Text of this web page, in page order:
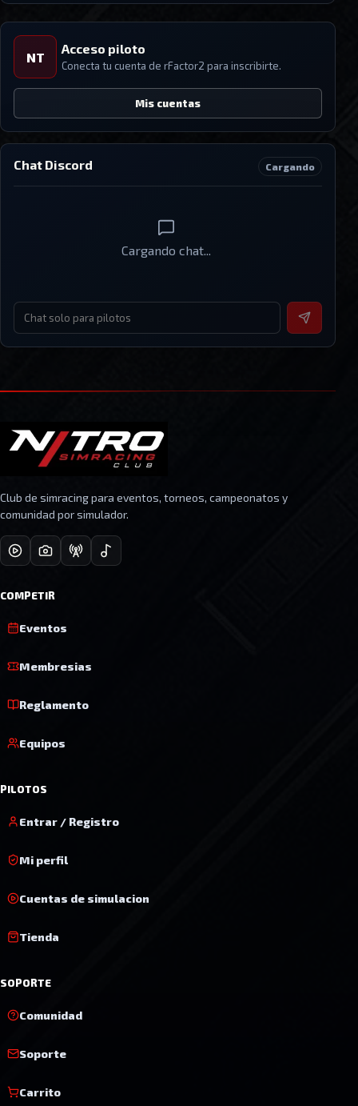
NT
Acceso piloto
Conecta tu cuenta de rFactor2 para inscribirte.
Mis cuentas
Chat Discord Cargando
Cargando chat...
Club de simracing para eventos, torneos, campeonatos y
comunidad por simulador.
COMPETIR
Eventos
Membresias
Reglamento
Equipos
PILOTOS
Entrar / Registro
Mi perfil
Cuentas de simulacion
Tienda
SOPORTE
Comunidad
Soporte
Carrito